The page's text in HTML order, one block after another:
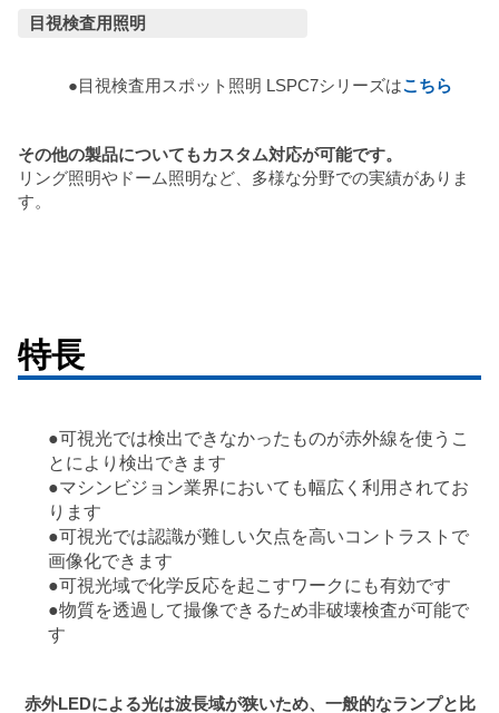
目視検査用照明
●目視検査用スポット照明 LSPC7シリーズはこちら
その他の製品についてもカスタム対応が可能です。
リング照明やドーム照明など、多様な分野での実績がありま
す。
特長
●可視光では検出できなかったものが赤外線を使うこ
とにより検出できます
●マシンビジョン業界においても幅広く利用されてお
ります
●可視光では認識が難しい欠点を高いコントラストで
画像化できます
●可視光域で化学反応を起こすワークにも有効です
●物質を透過して撮像できるため非破壊検査が可能で
す
赤外LEDによる光は波長域が狭いため、一般的なランプと比